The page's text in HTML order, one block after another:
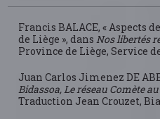
Francis BALACE, « Aspects
de Liège », dansNos libertés
Province de Liège, Service
Juan Carlos Jimenez DE
Bidassoa, Le réseau Comète
Traduction Jean Crouzet,